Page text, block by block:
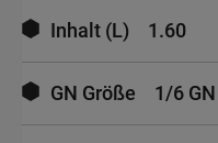
Inhalt (L) 1.60
GN Größe 1/6 GN